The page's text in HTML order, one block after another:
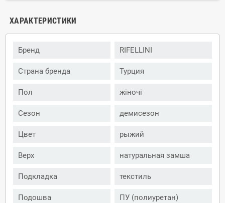
ХАРАКТЕРИСТИКИ
Бренд RIFELLINI
Страна бренда Турция
Пол жіночі
Сезон демисезон
Цвет рыжий
Верх натуральная замша
Подкладка текстиль
Подошва ПУ (полиуретан)